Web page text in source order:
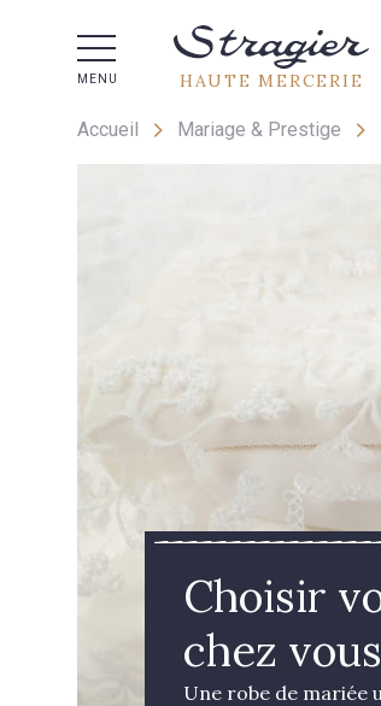
MENU HAUTE MERCERIE
Accueil Mariage & Prestige
Choisir
chez vous
Une robe de mariée